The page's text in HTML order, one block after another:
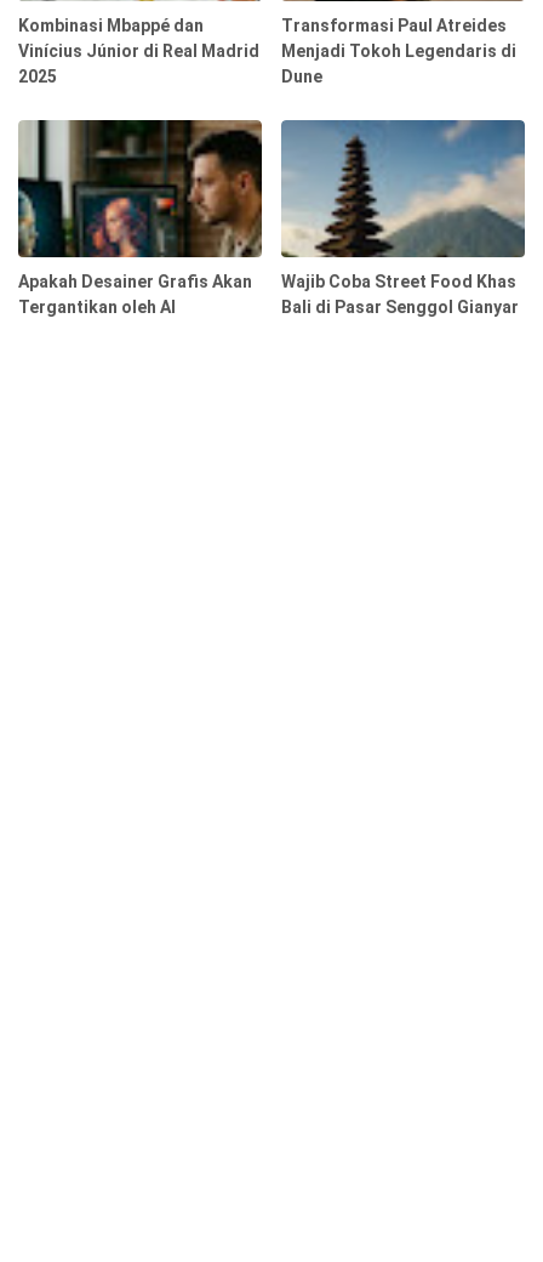
Kombinasi Mbappé dan
Vinícius Júnior di Real Madrid
2025
Transformasi Paul Atreides
Menjadi Tokoh Legendaris di
Dune
Apakah Desainer Grafis Akan
Tergantikan oleh AI
Wajib Coba Street Food Khas
Bali di Pasar Senggol Gianyar